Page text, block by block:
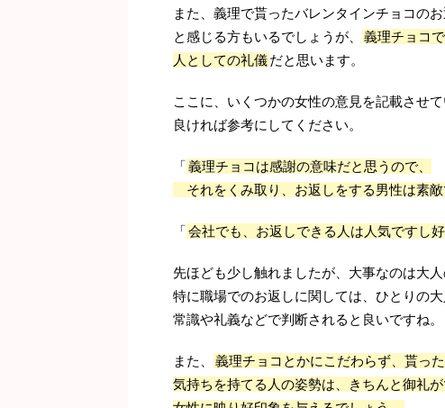
また、義理で貰ったバレンタインチョコの
と感じる方もいるでしょうが、
義理チョコ
人としての礼儀だと思います。
ここに、いくつかの女性の意見を記載させ
良ければ参考にしてください。
「義理チョコは感謝の意味だと思うので、
それをくみ取り、お返しをする男性は素敵
「会社でも、お返しできる人は人気ですし
先ほども少し触れましたが、大事なのは大人
特に職場でのお返しに関しては、ひとりの
常識や礼義などで判断されると良いですね。
また、
義理チョコとかにこだわらず、貰っ
気持ちを持てる人の姿勢は、きちんと御礼